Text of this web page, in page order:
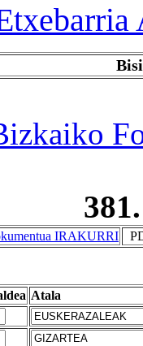
Atala